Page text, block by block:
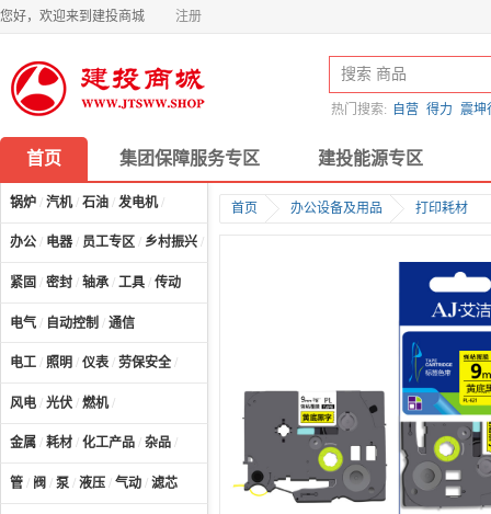
您好，欢迎来到建投商城 注册
热门搜索: 自营 得力 震坤
首页 集团保障服务专区 建投能源专区
锅炉 / 汽机/ 石油 / 发电机/
办公 / 电器 / 员工专区 / 乡村振兴 /
紧固 / 密封 / 轴承 / 工具 / 传动
电气 / 自动控制 / 通信
电工 / 照明 / 仪表 / 劳保安全 /
风电 / 光伏 / 燃机/
金属 / 耗材 / 化工产品 / 杂品 /
管 / 阀 / 泵 / 液压 / 气动 / 滤芯
首页 办公设备及用品 打印耗材